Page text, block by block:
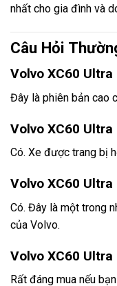
nhất cho gia đình và
Câu Hỏi
Volvo XC60
Đây là phiên bản cao
Volvo XC60 Ultra
Có. Xe được trang bị
Volvo XC60
Có. Đây là một trong
của Volvo.
Volvo XC60
Rất đáng mua nếu